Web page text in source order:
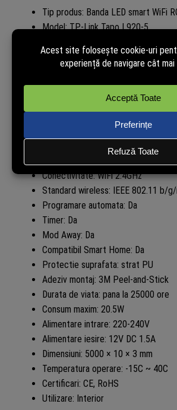
Tip produs: Banda LED smart WiFi
Model: TP-Link Tapo L920-5
Numar culori: 16 milioane
Zone culoare independente: pana la
Control aplicatie: TP-Link Tapo
Control vocal: Amazon Alexa,
Sincronizare muzica: Da
Efecte dinamice iluminare: Da
Conectivitate: WiFi 2.4GHz
Standard wireless: IEEE 802.11 b/
Programare automata: Da
Timer: Da
Mod Away: Da
Compatibil Smart Home: Da
Protectie suprafata: strat PU
Adeziv montaj: 3M Peel-and-Stick
Durata de viata: pana la 25000 ore
Consum maxim: 20.5W
Alimentare intrare: 220-240V
Alimentare iesire: 12V DC 1.5A
Dimensiuni: 5000 × 10 × 3 mm
Temperatura operare: -15C ~ 40C
Certificari: CE, RoHS
Utilizare: Interior